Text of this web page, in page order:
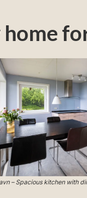
– Spacious kitchen with